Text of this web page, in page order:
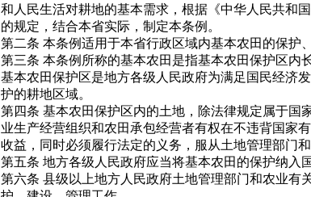
和人民生活对耕地的基本需求，根据《中华人民共和
的规定，结合本省实际，制定本条例。
第二条 本条例适用于本省行政区域内基本农田的保护
第三条 本条例所称的基本农田是指基本农田保护区内
基本农田保护区是地方各级人民政府为满足国民经济
护的耕地区域。
第四条 基本农田保护区内的土地，除法律规定属于国
业生产经营组织和农田承包经营者有权在不违背国家
收益，同时必须履行法定的义务，服从土地管理部门
第五条 地方各级人民政府应当将基本农田的保护纳入
第六条 县级以上地方人民政府土地管理部门和农业有